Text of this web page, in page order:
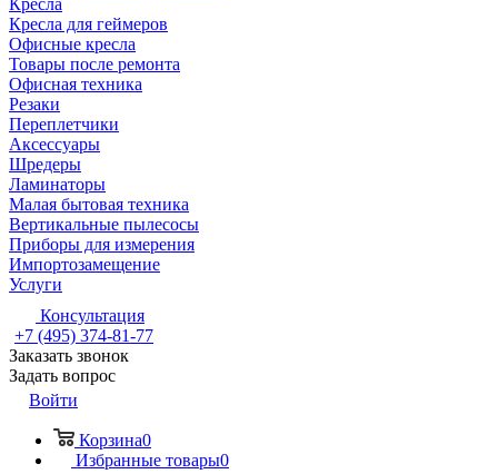
Кресла
Кресла для геймеров
Офисные кресла
Товары после ремонта
Офисная техника
Резаки
Переплетчики
Аксессуары
Шредеры
Ламинаторы
Малая бытовая техника
Вертикальные пылесосы
Приборы для измерения
Импортозамещение
Услуги
Консультация
+7 (495) 374-81-77
Заказать звонок
Задать вопрос
Войти
Корзина0
Избранные товары0